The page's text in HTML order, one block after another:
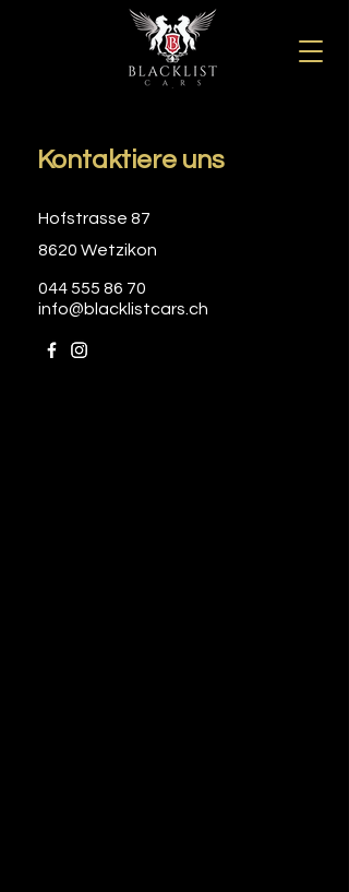
Kontaktiere uns
Hofstrasse 87
8620 Wetzikon
044 555 86 70
info@blacklistcars.ch